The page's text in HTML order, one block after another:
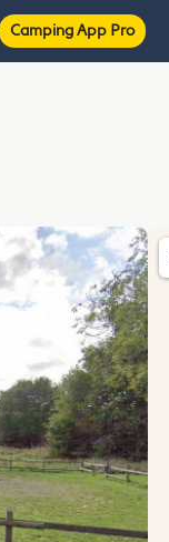
Camping App Pro